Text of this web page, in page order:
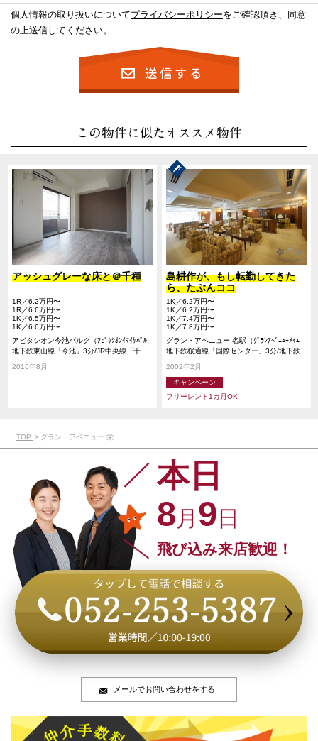
個人情報の取り扱いについてプライバシーポリシーをご確認頂き、同意
の上送信してください。
この物件に似たオススメ物件
アッシュグレーな床と＠千種
1R／6.2万円〜
1R／6.6万円〜
1K／6.5万円〜
1K／6.6万円〜
アビタシオン今池パルク（ｱﾋﾞﾀｼｵﾝｲﾏｲｹﾊﾟﾙ
ｸ）
地下鉄東山線「今池」3分/JR中央線「千
2016年8月
島耕作が、もし転勤してきた
ら、たぶんココ
1K／6.2万円〜
1K／6.2万円〜
1K／7.4万円〜
1K／7.8万円〜
グラン・アベニュー 名駅（ｸﾞﾗﾝｱﾍﾞﾆｭｰﾒｲｴ
ｷ）
地下鉄桜通線「国際センター」3分/地下鉄
12分/名鉄名古屋本線「名鉄名古屋」11分/
近鉄名古屋線「名古屋」12分
2002年2月
キャンペーン
フリーレント1カ月OK!
TOP グラン・アベニュー 栄
本日
8 月 9 日
飛び込み来店歓迎！
メールでお問い合わせをする